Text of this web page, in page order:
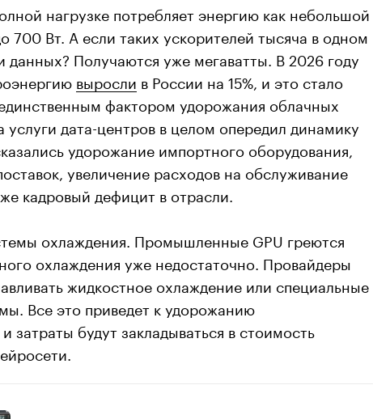
нагрузке потребляет энергию как небольшой
700 Вт. А если таких ускорителей тысяча в одном
данных? Получаются уже мегаватты. В 2026 году
выросли в России на 15%, и это стало
фактором удорожания облачных
услуги дата-центров в целом опередил динамику
удорожание импортного оборудования,
увеличение расходов на обслуживание
кадровый дефицит в отрасли.
охлаждения. Промышленные GPU греются
охлаждения уже недостаточно. Провайдеры
жидкостное охлаждение или специальные
Все это приведет к удорожанию
затраты будут закладываться в стоимость